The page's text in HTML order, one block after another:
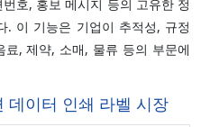
호, 홍보 메시지 등의 고유한 정
. 이 기능은 기업이 추적성, 규정
, 제약, 소매, 물류 등의 부문에
데이터 인쇄 라벨 시장